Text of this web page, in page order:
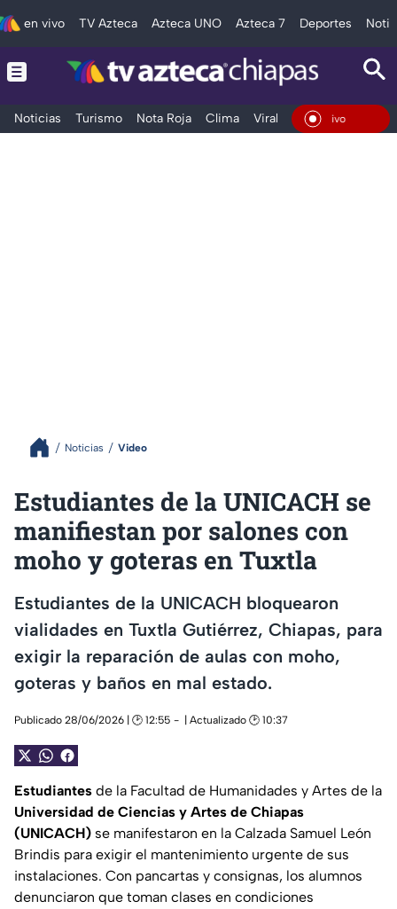
en vivo TV Azteca Azteca UNO Azteca 7 Deportes
Noticias Turismo Nota Roja Clima Viral y Tendencia
En Vivo
Noticias Video
Estudiantes de la UNICACH se
manifiestan por salones con
moho y goteras en Tuxtla
Estudiantes de la UNICACH bloquearon
vialidades en Tuxtla Gutiérrez, Chiapas, para
exigir la reparación de aulas con moho,
goteras y baños en mal estado.
Publicado 28/06/2026 | 🕑 12:55 | Actualizado 🕑 10:37
Estudiantes de la Facultad de Humanidades y Artes de la
Universidad de Ciencias y Artes de Chiapas
(UNICACH) se manifestaron en la Calzada Samuel León
Brindis para exigir el mantenimiento urgente de sus
instalaciones. Con pancartas y consignas, los alumnos
denunciaron que toman clases en condiciones